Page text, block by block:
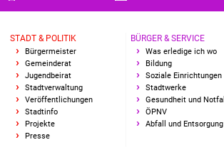
STADT & POLITIK
Bürgermeister
Gemeinderat
Jugendbeirat
Stadtverwaltung
Veröffentlichungen
Stadtinfo
Projekte
Presse
BÜRGER & SERVICE
Was erledige ich wo
Bildung
Soziale Einrichtungen
Stadtwerke
Gesundheit und Notfall
ÖPNV
Abfall und Entsorgung